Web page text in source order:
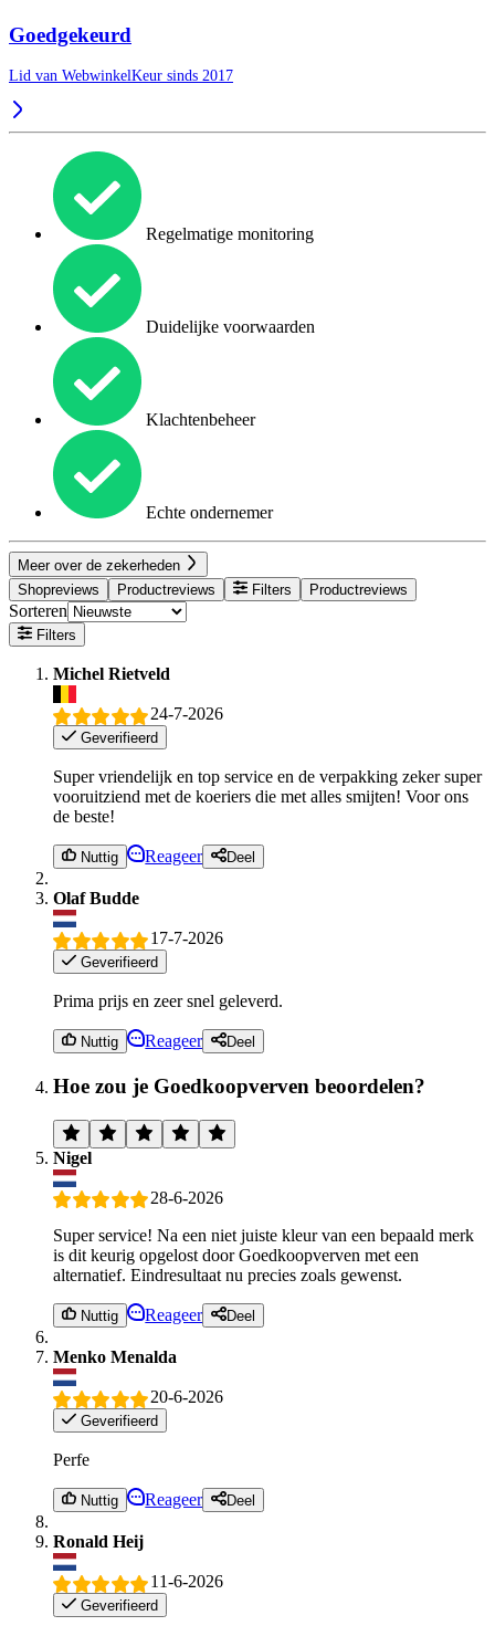
Goedgekeurd
Lid van WebwinkelKeur sinds 2017
Regelmatige monitoring
Duidelijke voorwaarden
Klachtenbeheer
Echte ondernemer
Meer over de zekerheden
Shopreviews
Productreviews Filters Productreviews
Sorteren
Filters
Michel Rietveld
24-7-2026
Geverifieerd
Super vriendelijk en top service en de verpakking zeker super
vooruitziend met de koeriers die met alles smijten! Voor ons
de beste!
Nuttig Reageer Deel
Olaf Budde
17-7-2026
Geverifieerd
Prima prijs en zeer snel geleverd.
Nuttig Reageer Deel
Hoe zou je Goedkoopverven beoordelen?
Nigel
28-6-2026
Super service! Na een niet juiste kleur van een bepaald merk
is dit keurig opgelost door Goedkoopverven met een
alternatief. Eindresultaat nu precies zoals gewenst.
Nuttig Reageer Deel
Menko Menalda
20-6-2026
Geverifieerd
Perfe
Nuttig Reageer Deel
Ronald Heij
11-6-2026
Geverifieerd